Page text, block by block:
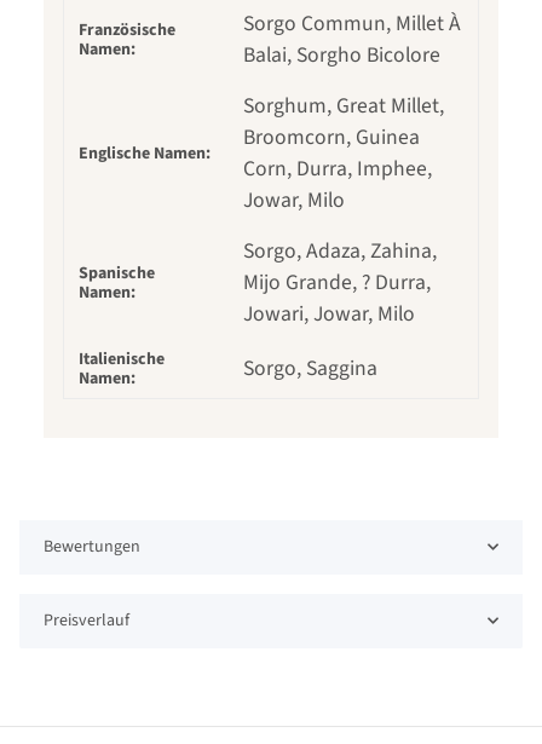
Französische
Namen:
Sorgo Commun, Millet À
Balai, Sorgho Bicolore
Englische Namen:
Sorghum, Great Millet,
Broomcorn, Guinea
Corn, Durra, Imphee,
Jowar, Milo
Spanische
Namen:
Sorgo, Adaza, Zahina,
Mijo Grande, ? Durra,
Jowari, Jowar, Milo
Italienische
Namen:
Sorgo, Saggina
Bewertungen
Preisverlauf